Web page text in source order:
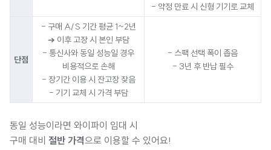
- 약정 만료 시 신형 기기로 교체
단점
- 구매 A/S 기간 평균 1~2년
➔ 이후 고장 시 본인 부담
- 통신사와 동일 성능일 경우
비용적으로 손해
- 장기간 이용 시 잔고장 잦음
- 기기 교체 시 가격 부담
- 스팩 선택 폭이 좁음
- 3년 후 반납 필수
동일 성능이라면 와이파이 임대 시
구매 대비 절반 가격으로 이용할 수 있어요!